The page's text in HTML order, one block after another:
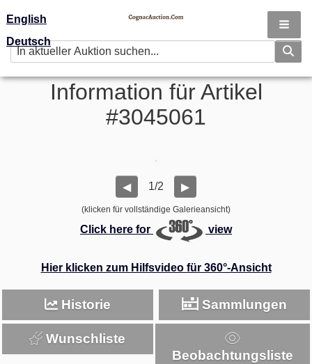
English
Deutsch
Information für Artikel
#3045061
◀ 1/2 ▶
(klicken für vollständige Galerieansicht)
Click here for view
Hier klicken zum Hilfsvideo für 360°-Ansicht
Historie Sammlungen
Wunschliste
Beobachtungsliste